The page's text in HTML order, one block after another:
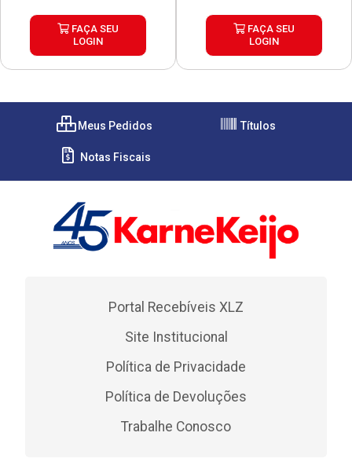
FAÇA SEU
LOGIN
FAÇA SEU
LOGIN
Meus Pedidos Títulos
Notas Fiscais
Portal Recebíveis XLZ
Site Institucional
Política de Privacidade
Política de Devoluções
Trabalhe Conosco